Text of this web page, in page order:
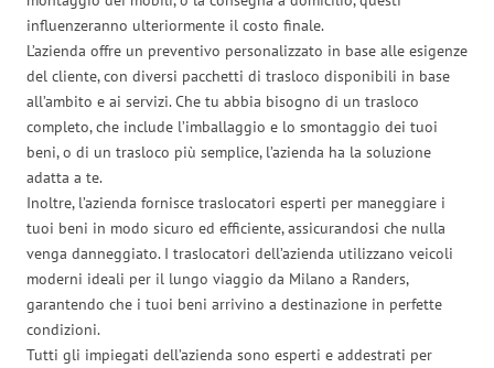
influenzeranno ulteriormente il costo finale.
L’azienda offre un preventivo personalizzato in base alle esigenze
del cliente, con diversi pacchetti di trasloco disponibili in base
all’ambito e ai servizi. Che tu abbia bisogno di un trasloco
completo, che include l’imballaggio e lo smontaggio dei tuoi
beni, o di un trasloco più semplice, l’azienda ha la soluzione
adatta a te.
Inoltre, l’azienda fornisce traslocatori esperti per maneggiare i
tuoi beni in modo sicuro ed efficiente, assicurandosi che nulla
venga danneggiato. I traslocatori dell’azienda utilizzano veicoli
moderni ideali per il lungo viaggio da Milano a Randers,
garantendo che i tuoi beni arrivino a destinazione in perfette
condizioni.
Tutti gli impiegati dell’azienda sono esperti e addestrati per